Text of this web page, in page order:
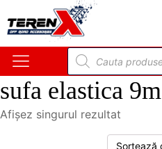
Products
search
sufa elastica 9m
Afișez singurul rezultat